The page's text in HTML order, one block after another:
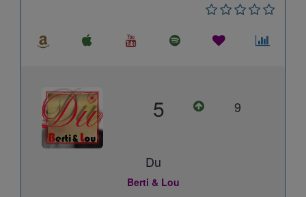
5 9
Du
Berti & Lou